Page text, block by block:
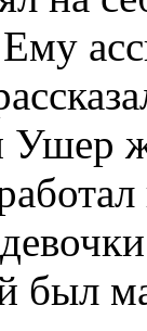
Ушер
был